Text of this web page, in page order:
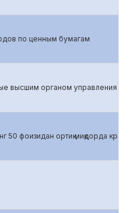
по ценным бумагам
высшим органом управления
50 фоизидан ортиқ миқдорда